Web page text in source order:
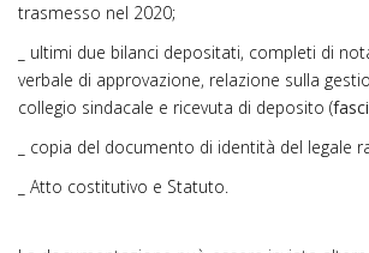
trasmesso nel 2020;
_ ultimi due bilanci depositati, completi di
verbale di approvazione, relazione sulla
collegio sindacale e ricevuta di deposito (
_ copia del documento di identità del legale
_ Atto costitutivo e Statuto.